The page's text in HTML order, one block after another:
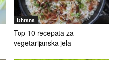
Ishrana
Top 10 recepata za
vegetarijanska jela